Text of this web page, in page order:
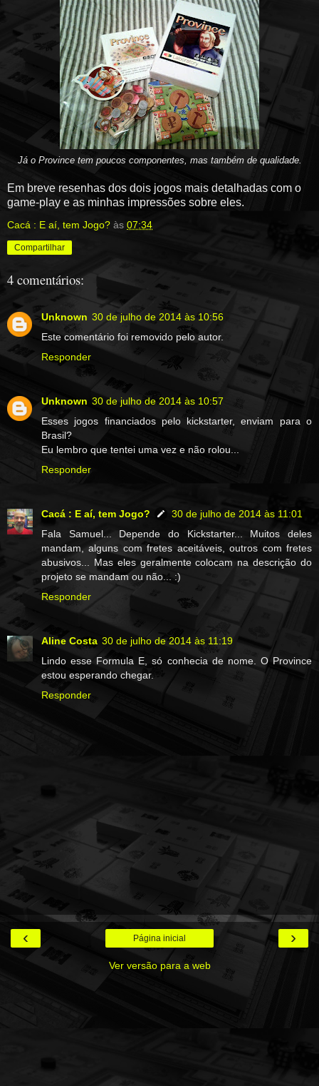
Já o Province tem poucos componentes, mas também de qualidade.
Em breve resenhas dos dois jogos mais detalhadas com o
game-play e as minhas impressões sobre eles.
Cacá : E aí, tem Jogo? às 07:34
Compartilhar
4 comentários:
Unknown 30 de julho de 2014 às 10:56
Este comentário foi removido pelo autor.
Responder
Unknown 30 de julho de 2014 às 10:57
Esses jogos financiados pelo kickstarter, enviam para o
Brasil?
Eu lembro que tentei uma vez e não rolou...
Responder
Cacá : E aí, tem Jogo?
30 de julho de 2014 às 11:01
Fala Samuel... Depende do Kickstarter... Muitos deles
mandam, alguns com fretes aceitáveis, outros com fretes
abusivos... Mas eles geralmente colocam na descrição do
projeto se mandam ou não... :)
Responder
Aline Costa 30 de julho de 2014 às 11:19
Lindo esse Formula E, só conhecia de nome. O Province
estou esperando chegar.
Responder
‹ ›
Página inicial
Ver versão para a web